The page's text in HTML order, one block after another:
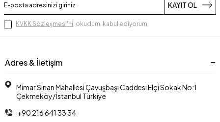
KAYIT OL
KVKK Sözleşmesi'ni, okudum, kabul ediyorum.
Adres & İletişim
Mimar Sinan Mahallesi Çavuşbaşı Caddesi Elçi Sokak No:1
Çekmeköy/İstanbul Türkiye
+90 216 641 33 34